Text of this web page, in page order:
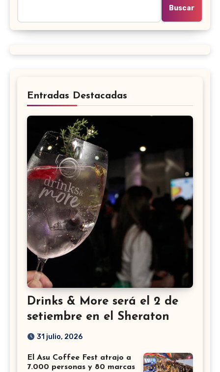
Buscar
Entradas Destacadas
Drinks & More será el 2 de
setiembre en el Sheraton
31 julio, 2026
El Asu Coffee Fest atrajo a
7.000 personas y 80 marcas